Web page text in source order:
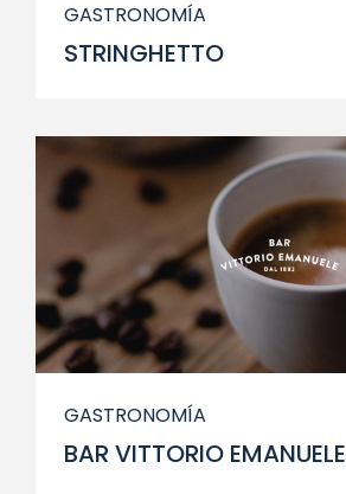
GASTRONOMÍA
STRINGHETTO
GASTRONOMÍA
BAR VITTORIO EMANUELE